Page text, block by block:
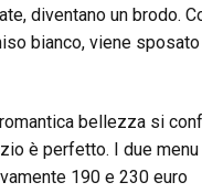
diventano un brodo.
bianco, viene
bellezza si
è perfetto. I due menu
190 e 230 euro